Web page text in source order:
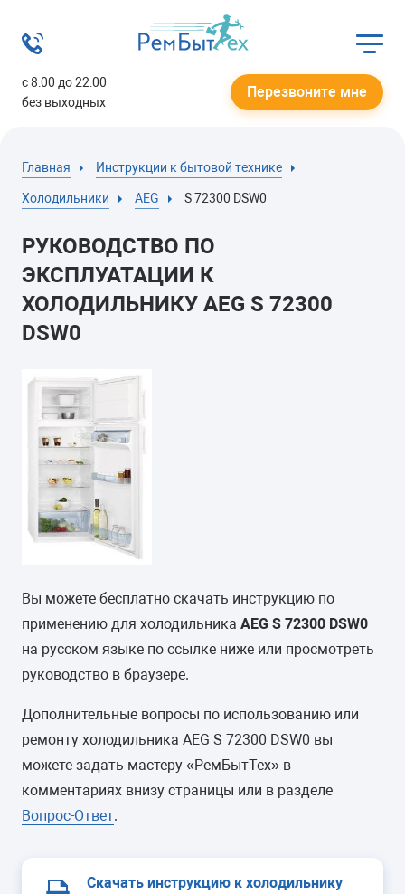
с 8:00 до 22:00
без выходных
Перезвоните мне
Главная Инструкции к бытовой технике
Холодильники AEG S 72300 DSW0
РУКОВОДСТВО ПО
ЭКСПЛУАТАЦИИ К
ХОЛОДИЛЬНИКУ AEG S 72300
DSW0
Вы можете бесплатно скачать инструкцию по
применению для холодильника AEG S 72300 DSW0
на русском языке по ссылке ниже или просмотреть
руководство в браузере.
Дополнительные вопросы по использованию или
ремонту холодильника AEG S 72300 DSW0 вы
можете задать мастеру «РемБытТех» в
комментариях внизу страницы или в разделе
Вопрос-Ответ.
Скачать инструкцию к холодильнику